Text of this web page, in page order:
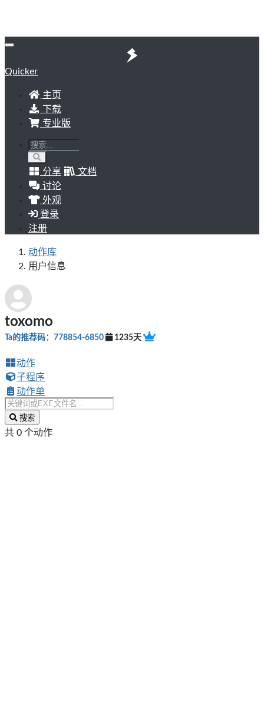
Quicker
主页
下载
专业版
分享
文档
讨论
外观
登录
注册
动作库
用户信息
toxomo
Ta的推荐码：778854-6850 1235天
动作
子程序
动作单
搜索
共 0 个动作